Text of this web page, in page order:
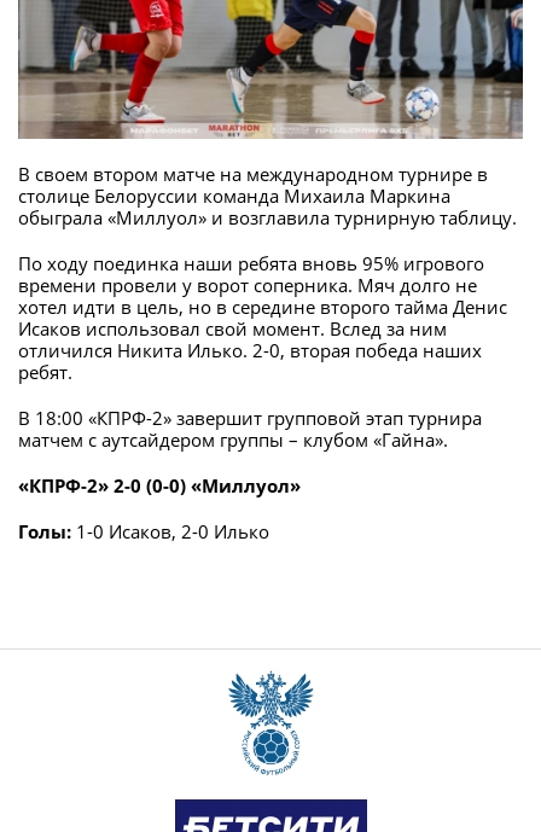
В своем втором матче на международном турнире в
столице Белоруссии команда Михаила Маркина
обыграла «Миллуол» и возглавила турнирную таблицу.
По ходу поединка наши ребята вновь 95% игрового
времени провели у ворот соперника. Мяч долго не
хотел идти в цель, но в середине второго тайма Денис
Исаков использовал свой момент. Вслед за ним
отличился Никита Илько. 2-0, вторая победа наших
ребят.
В 18:00 «КПРФ-2» завершит групповой этап турнира
матчем с аутсайдером группы – клубом «Гайна».
«КПРФ-2» 2-0 (0-0) «Миллуол»
Голы: 1-0 Исаков, 2-0 Илько